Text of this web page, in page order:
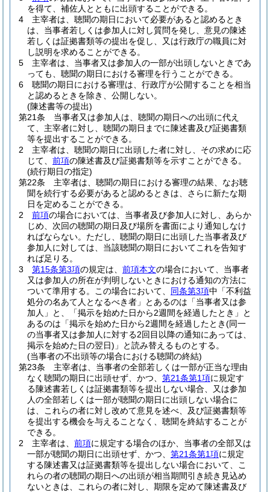
を得て、補佐人とともに出頭することができる。
4
主宰者は、聴聞の期日において必要があると認めるとき
は、当事者若しくは参加人に対し質問を発し、意見の陳述
若しくは証拠書類等の提出を促し、又は行政庁の職員に対
し説明を求めることができる。
5
主宰者は、当事者又は参加人の一部が出頭しないときであ
っても、聴聞の期日における審理を行うことができる。
6
聴聞の期日における審理は、行政庁が公開することを相当
と認めるときを除き、公開しない。
(陳述書等の提出)
第21条
当事者又は参加人は、聴聞の期日への出頭に代え
て、主宰者に対し、聴聞の期日までに陳述書及び証拠書類
等を提出することができる。
2
主宰者は、聴聞の期日に出頭した者に対し、その求めに応
じて、 前項の陳述書及び証拠書類等を示すことができる。
(続行期日の指定)
第22条
主宰者は、聴聞の期日における審理の結果、なお聴
聞を続行する必要があると認めるときは、さらに新たな期
日を定めることができる。
2
前項の場合においては、当事者及び参加人に対し、あらか
じめ、次回の聴聞の期日及び場所を書面により通知しなけ
ればならない。 ただし、聴聞の期日に出頭した当事者及び
参加人に対しては、当該聴聞の期日においてこれを告知す
れば足りる。
3
第15条第3項の規定は、 前項本文の場合において、当事者
又は参加人の所在が判明しないときにおける通知の方法に
ついて準用する。
この場合において、 同条第3項中「不利益
処分の名あて人となるべき者」とあるのは「当事者又は参
加人」と、「掲示を始めた日から2週間を経過したとき」と
あるのは「掲示を始めた日から2週間を経過したとき(同一
の当事者又は参加人に対する2回目以降の通知にあっては、
掲示を始めた日の翌日) 」と読み替えるものとする。
(当事者の不出頭等の場合における聴聞の終結)
第23条
主宰者は、当事者の全部若しくは一部が正当な理由
なく聴聞の期日に出頭せず、かつ、 第21条第1項に規定す
る陳述書若しくは証拠書類等を提出しない場合、又は参加
人の全部若しくは一部が聴聞の期日に出頭しない場合に
は、これらの者に対し改めて意見を述べ、及び証拠書類等
を提出する機会を与えることなく、聴聞を終結することが
できる。
2
主宰者は、 前項に規定する場合のほか、当事者の全部又は
一部が聴聞の期日に出頭せず、かつ、 第21条第1項に規定
する陳述書又は証拠書類等を提出しない場合において、こ
れらの者の聴聞の期日への出頭が相当期間引き続き見込め
ないときは、これらの者に対し、期限を定めて陳述書及び